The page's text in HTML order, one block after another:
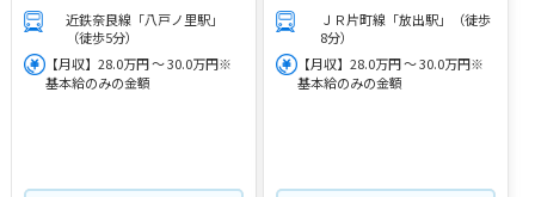
近鉄奈良線「八戸ノ里駅」
（徒歩5分）
【月収】28.0万円 ～ 30.0万円※
基本給のみの金額
ＪＲ片町線「放出駅」（徒歩
8分）
【月収】28.0万円 ～ 30.0万円※
基本給のみの金額